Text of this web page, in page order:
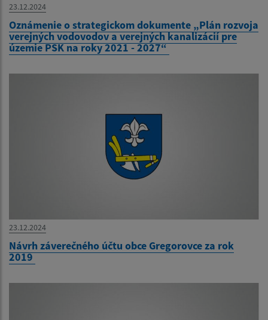
23.12.2024
Oznámenie o strategickom dokumente „Plán rozvoja
verejných vodovodov a verejných kanalizácií pre
územie PSK na roky 2021 - 2027“
23.12.2024
Návrh záverečného účtu obce Gregorovce za rok
2019